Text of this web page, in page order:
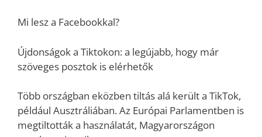
Mi lesz a Facebookkal?
Újdonságok a Tiktokon: a legújabb, hogy már
szöveges posztok is elérhetők
Több országban eközben tiltás alá került a TikTok,
például Ausztráliában. Az Európai Parlamentben is
megtiltották a használatát, Magyarországon